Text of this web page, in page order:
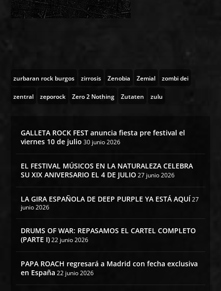
zurbaran rock burgos zirrosis Zenobia Zemial zombi dei
zentral zeporock Zero 2 Nothing Zutaten zulu
GALLETA ROCK FEST anuncia fiesta pre festival el
viernes 10 de julio 30 junio 2026
EL FESTIVAL MÚSICOS EN LA NATURALEZA CELEBRA
SU XIX ANIVERSARIO EL 4 DE JULIO 27 junio 2026
LA GIRA ESPAÑOLA DE DEEP PURPLE YA ESTÁ AQUÍ27
junio 2026
DRUMS OF WAR: REPASAMOS EL CARTEL COMPLETO
(PARTE I) 22 junio 2026
PAPA ROACH regresará a Madrid con fecha exclusiva
en España 22 junio 2026